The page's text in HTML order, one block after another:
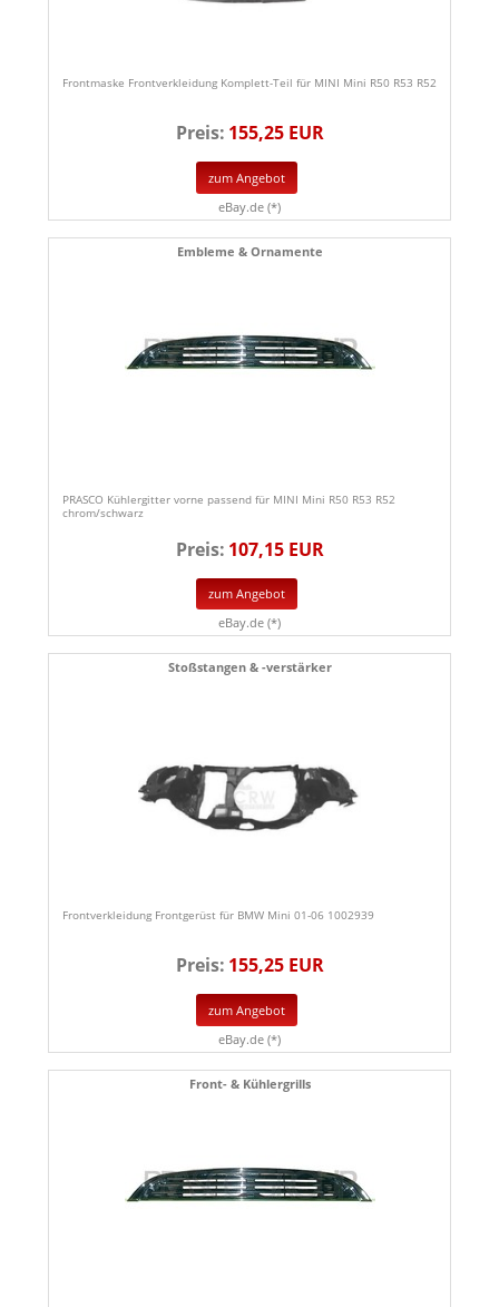
Frontmaske Frontverkleidung Komplett-Teil für MINI Mini R50 R53 R52
Preis: 155,25 EUR
zum Angebot
eBay.de (*)
Embleme & Ornamente
PRASCO Kühlergitter vorne passend für MINI Mini R50 R53 R52
chrom/schwarz
Preis: 107,15 EUR
zum Angebot
eBay.de (*)
Stoßstangen & -verstärker
Frontverkleidung Frontgerüst für BMW Mini 01-06 1002939
Preis: 155,25 EUR
zum Angebot
eBay.de (*)
Front- & Kühlergrills